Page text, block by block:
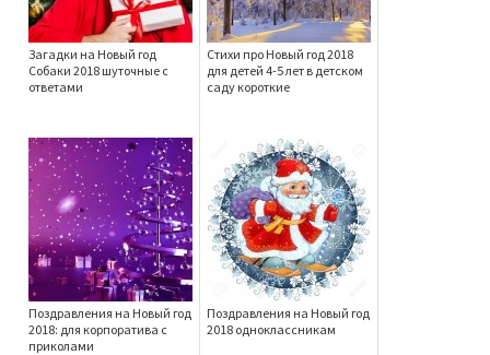
Загадки на Новый год
Собаки 2018 шуточные с
ответами
Стихи про Новый год 2018
для детей 4-5 лет в детском
саду короткие
Поздравления на Новый год
2018: для корпоратива с
приколами
Поздравления на Новый год
2018 одноклассникам